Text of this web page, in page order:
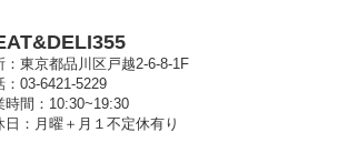
：東京都品川区戸越2-6-8-1F
：03-6421-5229
時間：10:30~19:30
日：月曜＋月１不定休有り